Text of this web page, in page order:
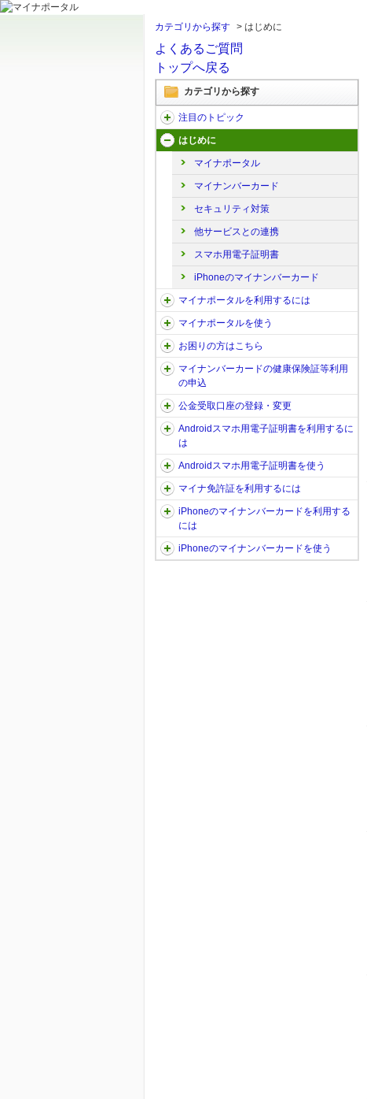
カテゴリから探す > はじめに
よくあるご質問
トップへ戻る
カテゴリから探す
注目のトピック
はじめに
マイナポータル
マイナンバーカード
セキュリティ対策
他サービスとの連携
スマホ用電子証明書
iPhoneのマイナンバーカード
マイナポータルを利用するには
マイナポータルを使う
お困りの方はこちら
マイナンバーカードの健康保険証等利用
の申込
公金受取口座の登録・変更
Androidスマホ用電子証明書を利用するに
は
Androidスマホ用電子証明書を使う
マイナ免許証を利用するには
iPhoneのマイナンバーカードを利用する
には
iPhoneのマイナンバーカードを使う